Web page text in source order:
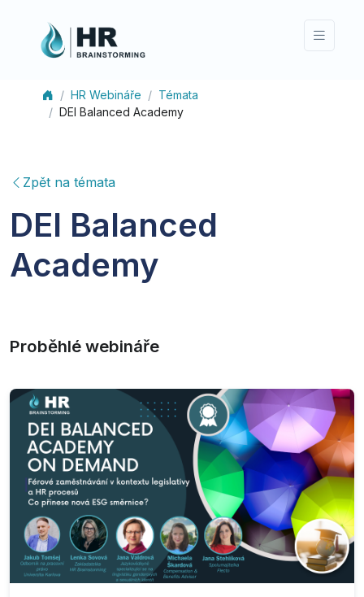
HR Webináře
Témata
DEI Balanced Academy
Zpět na témata
DEI Balanced
Academy
Proběhlé webináře